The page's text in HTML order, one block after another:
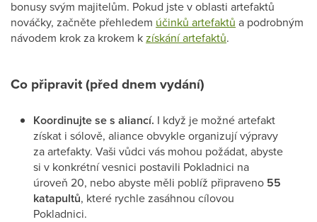
bonusy svým majitelům. Pokud jste v oblasti artefaktů
nováčky, začněte přehledem účinků artefaktů a podrobným
návodem krok za krokem kzískání artefaktů.
Co připravit (před dnem vydání)
Koordinujte se s aliancí. I když je možné artefakt
získat i sólově, aliance obvykle organizují výpravy
za artefakty. Vaši vůdci vás mohou požádat, abyste
si v konkrétní vesnici postavili Pokladnici na
úroveň 20, nebo abyste měli poblíž připraveno 55
katapultů, které rychle zasáhnou cílovou
Pokladnici.